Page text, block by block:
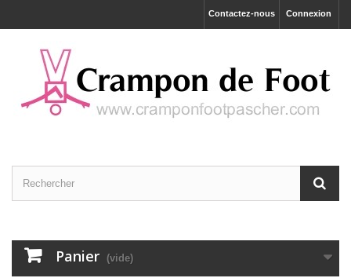
Connexion
Contactez-nous
Panier (vide)